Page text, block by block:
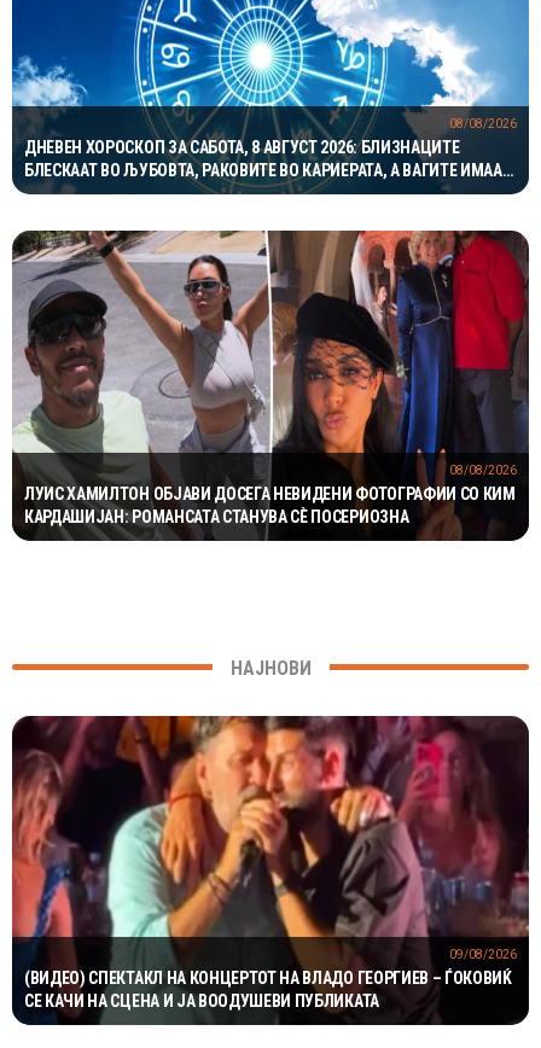
ДНЕВЕН ХОРОСКОП ЗА САБОТА, 8 АВГУСТ 2026: БЛИЗНАЦИТЕ
БЛЕСКААТ ВО ЉУБОВТА, РАКОВИТЕ ВО КАРИЕРАТА, А ВАГИТЕ ИМААТ
ОДЛИЧЕН ДЕН ЗА ХАРМОНИЈА
08/08/2026
ЛУИС ХАМИЛТОН ОБЈАВИ ДОСЕГА НЕВИДЕНИ ФОТОГРАФИИ СО КИМ
КАРДАШИЈАН: РОМАНСАТА СТАНУВА СÈ ПОСЕРИОЗНА
08/08/2026
НАЈНОВИ
(ВИДЕО) СПЕКТАКЛ НА КОНЦЕРТОТ НА ВЛАДО ГЕОРГИЕВ – ЃОКОВИЌ
СЕ КАЧИ НА СЦЕНА И ЈА ВООДУШЕВИ ПУБЛИКАТА
09/08/2026